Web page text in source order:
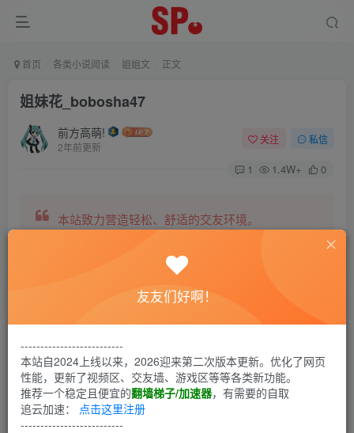
首页 各类小说阅读 姐姐文 正文
姐妹花_bobosha47
前方高萌!
2年前更新
关注 私信
1 1.4W+ 0
本站致力营造轻松、舒适的交友环境。
另有小说阅读站点，网罗包括训诫文、腐文在内的
第1回
木木，我需要你帮个忙”颜颜接了妈妈的电话，不由苦笑，看
来妈妈是气狠了都等不及放假就想狠狠教训自己
友友们好啊！
--------------------------
本站自2024上线以来，2026迎来第二次版本更新。优化了网页
性能，更新了视频区、交友墙、游戏区等等各类新功能。
推荐一个稳定且便宜的翻墙梯子/加速器，有需要的自取
追云加速： 点击这里注册
--------------------------